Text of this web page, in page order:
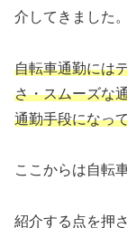
介してきました。
自転車通勤には
さ・スムーズな
通勤手段になっ
ここからは自転
紹介する点を押